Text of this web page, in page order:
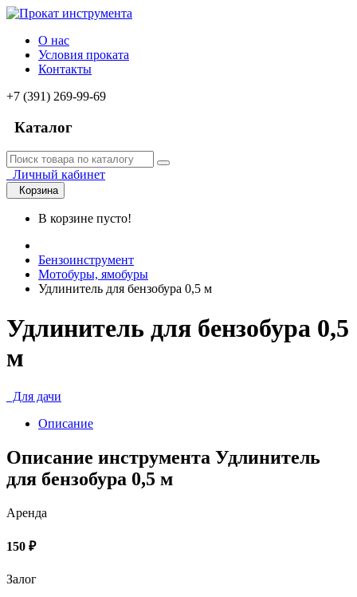
О нас
Условия проката
Контакты
+7 (391) 269-99-69
Каталог
Личный кабинет
Корзина
В корзине пусто!
Бензоинструмент
Мотобуры, ямобуры
Удлинитель для бензобура 0,5 м
Удлинитель для бензобура 0,5
м
Для дачи
Описание
Описание инструмента Удлинитель
для бензобура 0,5 м
Аренда
150 ₽
Залог